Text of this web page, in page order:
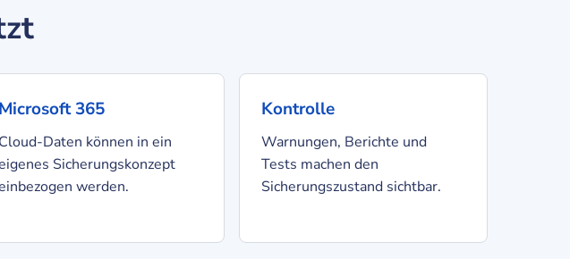
Microsoft 365
Cloud-Daten können in ein
Sicherungskonzept
werden.
Kontrolle
Warnungen, Berichte und
Tests machen den
Sicherungszustand sichtbar.